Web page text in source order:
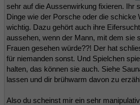
sehr auf die Aussenwirkung fixieren. Ihr
Dinge wie der Porsche oder die schicke
wichtig. Dazu gehört auch ihre
aussehen, wenn der Mann, mit dem sie
Frauen gesehen würde??! Der hat
für niemanden sonst. Und Spielchen
halten, das können sie auch. Siehe
lassen und dir brühwarm davon zu
Also du scheinst mir ein sehr